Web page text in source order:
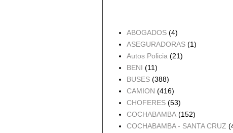
ABOGADOS (4)
ASEGURADORAS (1)
Autos Policia (21)
BENI (11)
BUSES (388)
CAMION (416)
CHOFERES (53)
COCHABAMBA (152)
COCHABAMBA - SANTA CRUZ